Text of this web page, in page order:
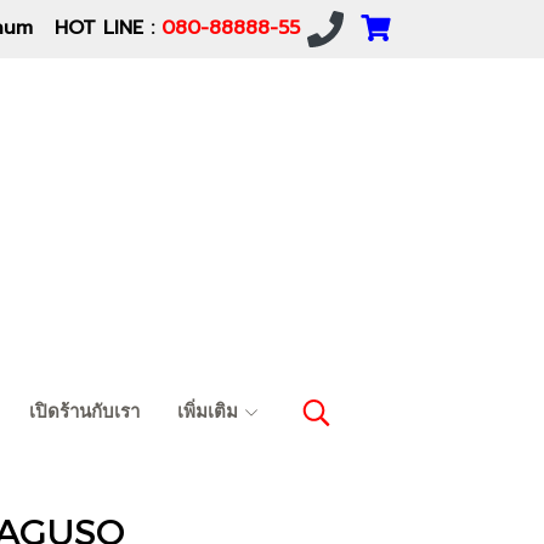
HOT LINE : 080-88888-55
เปิดร้านกับเรา เพิ่มเติม